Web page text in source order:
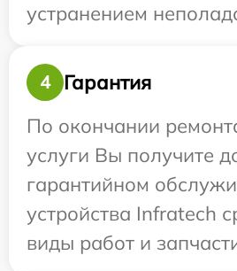
устранением
4
Гарантия
По окончании
услуги Вы получите
гарантийном
устройства Infratech
виды работ и